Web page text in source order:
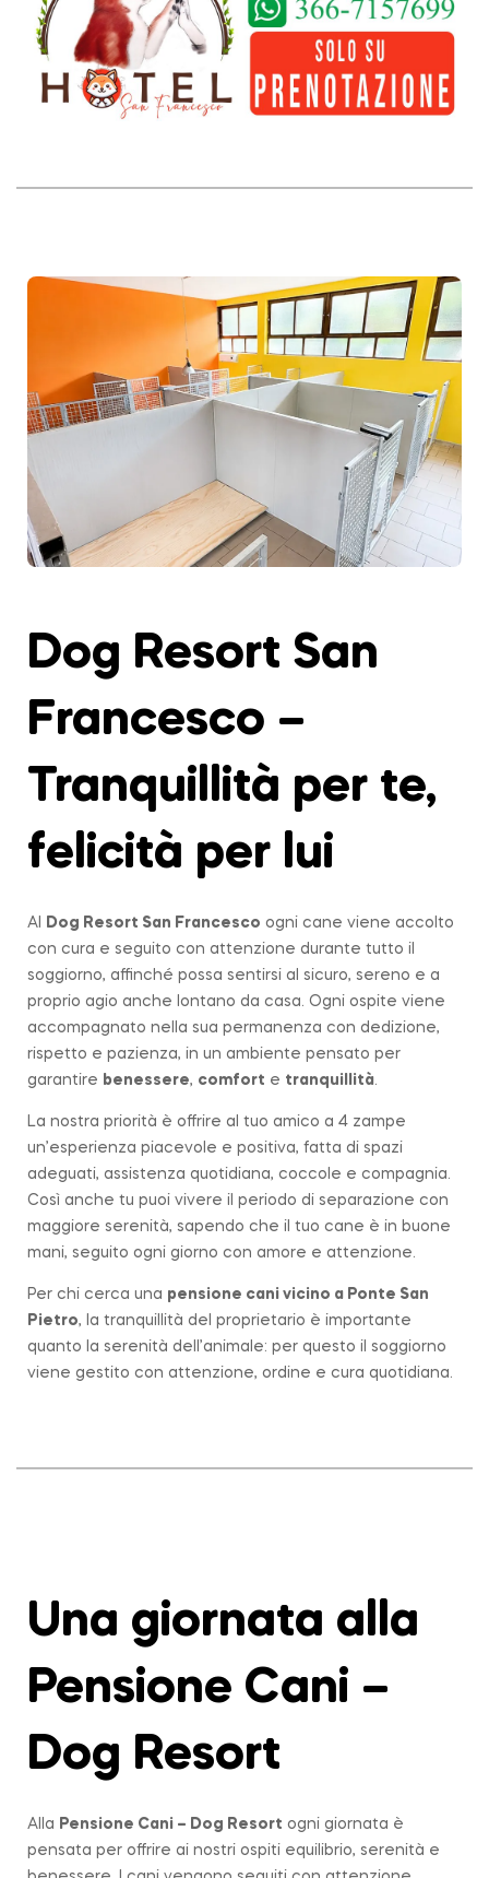
Dog Resort San
Francesco –
Tranquillità per te,
felicità per lui
Al Dog Resort San Francesco ogni cane viene accolto
con cura e seguito con attenzione durante tutto il
soggiorno, affinché possa sentirsi al sicuro, sereno e a
proprio agio anche lontano da casa. Ogni ospite viene
accompagnato nella sua permanenza con dedizione,
rispetto e pazienza, in un ambiente pensato per
garantire benessere, comfort e tranquillità
La nostra priorità è offrire al tuo amico a 4 zampe
un’esperienza piacevole e positiva, fatta di spazi
adeguati, assistenza quotidiana, coccole e compagnia.
Così anche tu puoi vivere il periodo di separazione con
maggiore serenità, sapendo che il tuo cane è in buone
mani, seguito ogni giorno con amore e attenzione.
Per chi cerca una pensione cani vicino a Ponte San
Pietro, la tranquillità del proprietario è importante
quanto la serenità dell’animale: per questo il soggiorno
viene gestito con attenzione, ordine e cura quotidiana.
Una giornata alla
Pensione Cani –
Dog Resort
Alla Pensione Cani – Dog Resort ogni giornata è
pensata per offrire ai nostri ospiti equilibrio, serenità e